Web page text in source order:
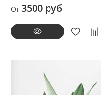
От 3500 руб